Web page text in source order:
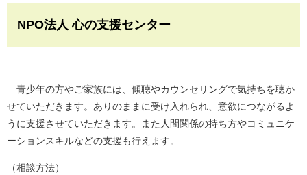
NPO法人 心の支援センター
青少年の方やご家族には、傾聴やカウンセリングで気持ちを聴か
せていただきます。ありのままに受け入れられ、意欲につながるよ
うに支援させていただきます。また人間関係の持ち方やコミュニケ
ーションスキルなどの支援も行えます。
（相談方法）